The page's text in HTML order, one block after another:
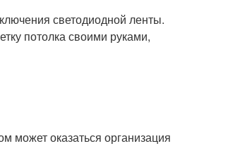
светодиодной ленты.
потолка своими руками,
оказаться организация